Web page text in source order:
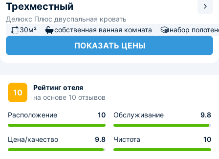
Трехместный
Делюкс Плюс двуспальная кровать
30м²
собственная ванная комната набор
ПОКАЗАТЬ ЦЕНЫ
10
Рейтинг отеля
на основе 10 отзывов
Расположение 10 Обслуживание 9.8
Цена/качество 9.8 Чистота 10